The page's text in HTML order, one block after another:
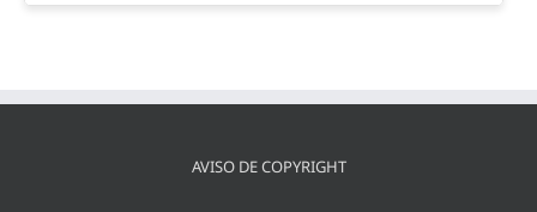
AVISO DE COPYRIGHT